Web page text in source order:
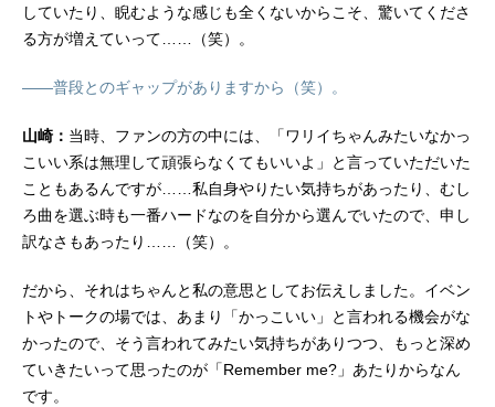
していたり、睨むような感じも全くないからこそ、驚いてくださ
る方が増えていって……（笑）。
――普段とのギャップがありますから（笑）。
山崎： 当時、ファンの方の中には、「ワリイちゃんみたいなかっ
こいい系は無理して頑張らなくてもいいよ」と言っていただいた
こともあるんですが……私自身やりたい気持ちがあったり、むし
ろ曲を選ぶ時も一番ハードなのを自分から選んでいたので、申し
訳なさもあったり……（笑）。
だから、それはちゃんと私の意思としてお伝えしました。イベン
トやトークの場では、あまり「かっこいい」と言われる機会がな
かったので、そう言われてみたい気持ちがありつつ、もっと深め
ていきたいって思ったのが「Remember me?」あたりからなん
です。